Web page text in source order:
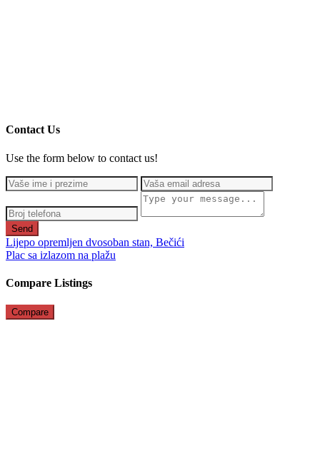
Contact Us
Use the form below to contact us!
Send
Lijepo opremljen dvosoban stan, Bečići
Plac sa izlazom na plažu
Compare Listings
Compare